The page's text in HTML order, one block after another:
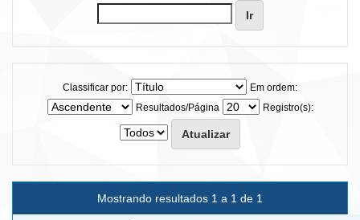
Classificar por:
Em ordem:
Resultados/Página
Registro(s):
Mostrando resultados 1 a 1 de 1